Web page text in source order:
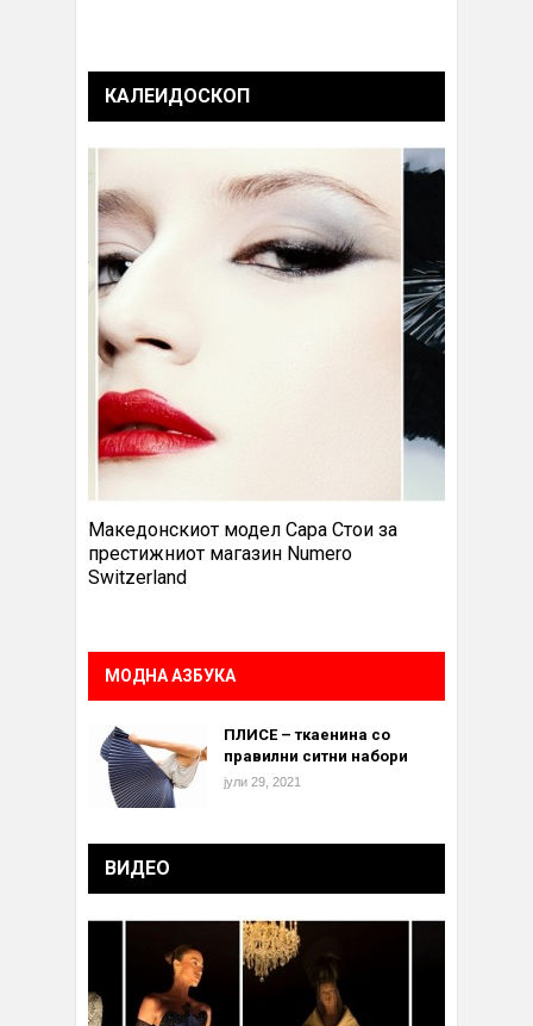
КАЛЕИДОСКОП
Македонскиот модел Сара Стои за
престижниот магазин Numero
Switzerland
МОДНА АЗБУКА
ПЛИСЕ – ткаенина со
правилни ситни набори
јули 29, 2021
ВИДЕО